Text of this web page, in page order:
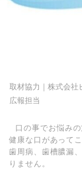
取材協力｜株式会社
広報担当
口の事でお悩み
健康な口があって
歯周病、歯槽膿漏
りません。